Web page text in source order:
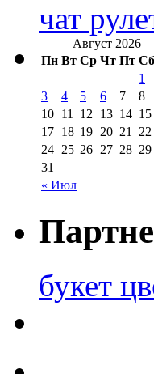
чат
Август 2026
Пн Вт Ср Чт Пт Сб
« Июл
1
3
4 5 6 7 8
10 11 12 13 14 15
17 18 19 20 21 22
24 25 26 27 28 29
31
букет